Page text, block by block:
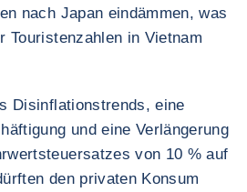
nach Japan eindämmen, was
Touristenzahlen in Vietnam
Disinflationstrends, eine
und eine Verlängerung
von 10 % auf
den privaten Konsum